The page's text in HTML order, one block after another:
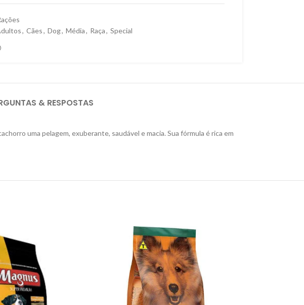
, Cães, Dog, Média, Raça, Special
& RESPOSTAS
uma pelagem, exuberante, saudável e macia. Sua fórmula é rica em